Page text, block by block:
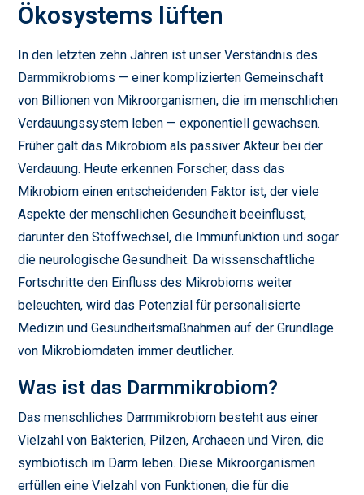
Ökosystems lüften
In den letzten zehn Jahren ist unser Verständnis des
Darmmikrobioms — einer komplizierten Gemeinschaft
von Billionen von Mikroorganismen, die im menschlichen
Verdauungssystem leben — exponentiell gewachsen.
Früher galt das Mikrobiom als passiver Akteur bei der
Verdauung. Heute erkennen Forscher, dass das
Mikrobiom einen entscheidenden Faktor ist, der viele
Aspekte der menschlichen Gesundheit beeinflusst,
darunter den Stoffwechsel, die Immunfunktion und sogar
die neurologische Gesundheit. Da wissenschaftliche
Fortschritte den Einfluss des Mikrobioms weiter
beleuchten, wird das Potenzial für personalisierte
Medizin und Gesundheitsmaßnahmen auf der Grundlage
von Mikrobiomdaten immer deutlicher.
Was ist das Darmmikrobiom?
Dasmenschliches Darmmikrobiom besteht aus einer
Vielzahl von Bakterien, Pilzen, Archaeen und Viren, die
symbiotisch im Darm leben. Diese Mikroorganismen
erfüllen eine Vielzahl von Funktionen, die für die